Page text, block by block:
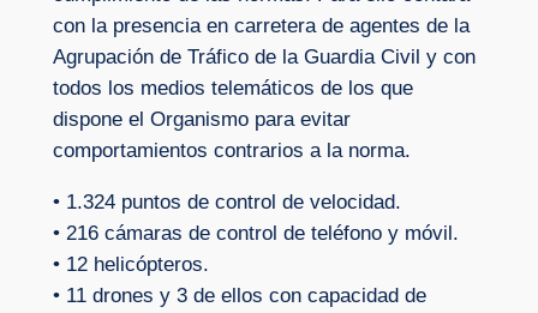
con la presencia en carretera de agentes de la
Agrupación de Tráfico de la Guardia Civil y con
todos los medios telemáticos de los que
dispone el Organismo para evitar
comportamientos contrarios a la norma.
• 1.324 puntos de control de velocidad.
• 216 cámaras de control de teléfono y móvil.
• 12 helicópteros.
• 11 drones y 3 de ellos con capacidad de